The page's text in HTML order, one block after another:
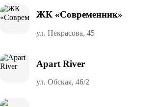
ЖК «Современник»
ул. Некрасова, 45
Apart River
ул. Обская, 46/2